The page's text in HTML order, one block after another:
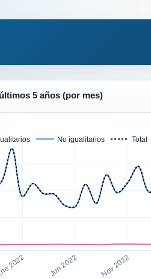
5 años (por mes)
2022 Jun 2022 Nov 2022
No igualitarios Total